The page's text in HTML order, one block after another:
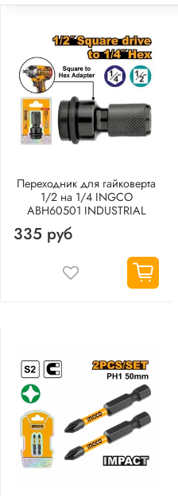
Переходник для гайковерта
1/2 на 1/4 INGCO
ABH60501 INDUSTRIAL
335 руб